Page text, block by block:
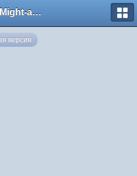
Форум Might-and-Magic.ru
версия